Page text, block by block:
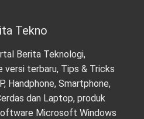
Tekno
Berita Teknologi,
versi terbaru, Tips & Tricks
Handphone, Smartphone,
dan Laptop, produk
Microsoft Windows